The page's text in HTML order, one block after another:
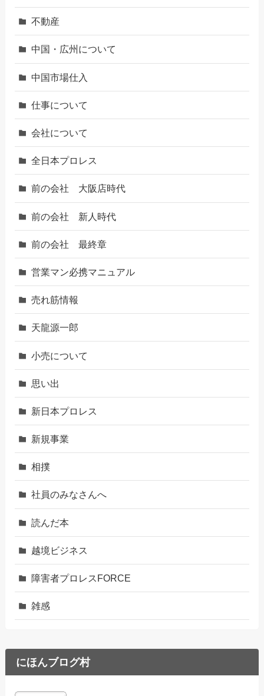
不動産
中国・広州について
中国市場仕入
仕事について
会社について
全日本プロレス
前の会社 大阪店時代
前の会社 新人時代
前の会社 最終章
営業マン必携マニュアル
売れ筋情報
天龍源一郎
小売について
思い出
新日本プロレス
新規事業
相撲
社員のみなさんへ
読んだ本
越境ビジネス
障害者プロレスFORCE
雑感
にほんブログ村